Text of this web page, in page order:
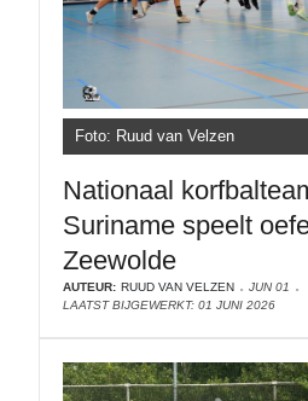
Foto: Ruud van Velzen
Nationaal
Suriname speelt
Zeewolde
AUTEUR: RUUD VAN VELZEN
JUN 01
LAATST BIJGEWERKT: 01 JUNI 2026